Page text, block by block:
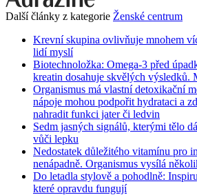
Další články z kategorie Ženské centrum
Krevní skupina ovlivňuje mnohem
lidí myslí
Biotechnoložka: Omega-3 před
kreatin dosahuje skvělých výsledků.
Organismus má vlastní detoxikační
nápoje mohou podpořit hydrataci a
nahradit funkci jater či ledvin
Sedm jasných signálů, kterými tělo
vůči lepku
Nedostatek důležitého vitamínu pro
nenápadně. Organismus vysílá
Do letadla stylově a pohodlně:
které opravdu fungují